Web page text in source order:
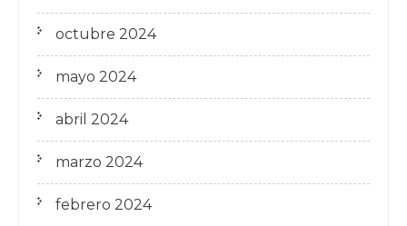
octubre 2024
mayo 2024
abril 2024
marzo 2024
febrero 2024